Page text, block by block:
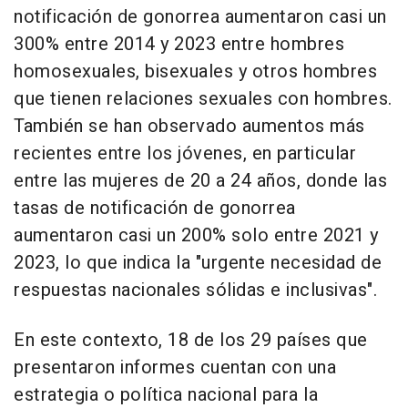
notificación de gonorrea aumentaron casi un
300% entre 2014 y 2023 entre hombres
homosexuales, bisexuales y otros hombres
que tienen relaciones sexuales con hombres.
También se han observado aumentos más
recientes entre los jóvenes, en particular
entre las mujeres de 20 a 24 años, donde las
tasas de notificación de gonorrea
aumentaron casi un 200% solo entre 2021 y
2023, lo que indica la "urgente necesidad de
respuestas nacionales sólidas e inclusivas".
En este contexto, 18 de los 29 países que
presentaron informes cuentan con una
estrategia o política nacional para la